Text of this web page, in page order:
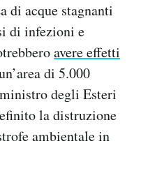
di acque stagnanti
di infezioni e
avere effetti
di 5.000
degli Esteri
la distruzione
ambientale in